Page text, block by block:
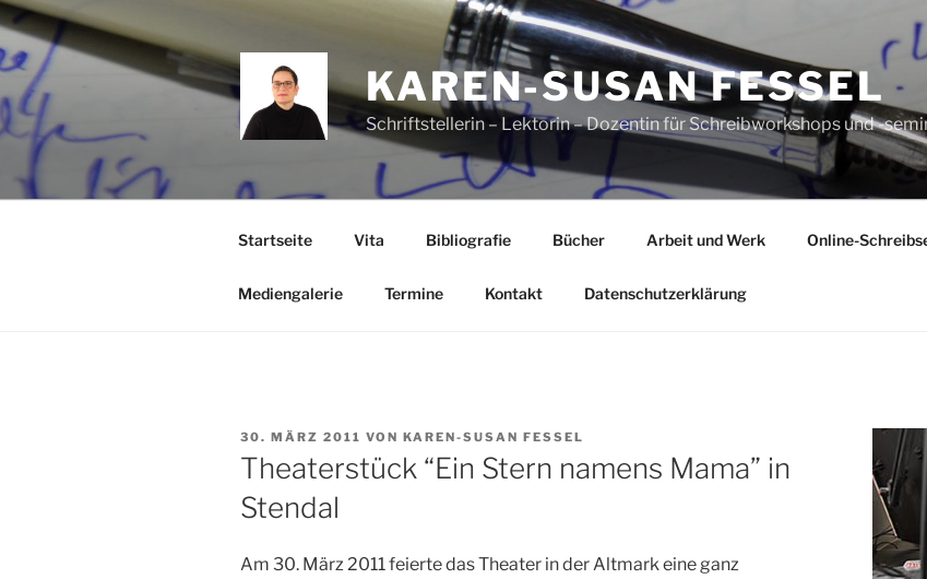
Zum
Inhalt
springen
KAREN-SUSAN FESSEL
Schriftstellerin – Lektorin – Dozentin für Schreibworkshops und -
Startseite Vita Bibliografie Bücher Arbeit und Werk Online-
Mediengalerie Termine Kontakt Datenschutzerklärung
VERÖFFENTLICHT
AM
30. MÄRZ 2011 VON KAREN-SUSAN FESSEL
Theaterstück “Ein Stern namens Mama” in
Stendal
Am 30. März 2011 feierte das Theater in der Altmark eine ganz